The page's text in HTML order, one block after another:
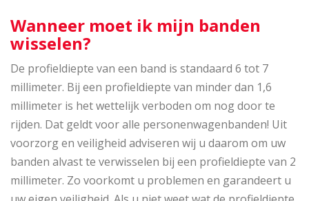
Wanneer moet ik mijn banden
wisselen?
De profieldiepte van een band is standaard 6 tot 7
millimeter. Bij een profieldiepte van minder dan 1,6
millimeter is het wettelijk verboden om nog door te
rijden. Dat geldt voor alle personenwagenbanden! Uit
voorzorg en veiligheid adviseren wij u daarom om uw
banden alvast te verwisselen bij een profieldiepte van 2
millimeter. Zo voorkomt u problemen en garandeert u